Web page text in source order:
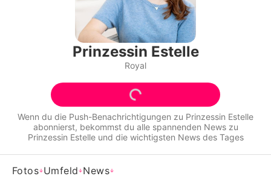
Promiflash Exklusiv
Alle Themen auf Promiflash
Jobs
App runterladen
Team
Prinzessin Estelle
Royal
Wenn du die Push-Benachrichtigungen zu Prinzessin Estelle
abonnierst, bekommst du alle spannenden News zu
Prinzessin Estelleund die wichtigsten News des Tages
Fotos Umfeld News